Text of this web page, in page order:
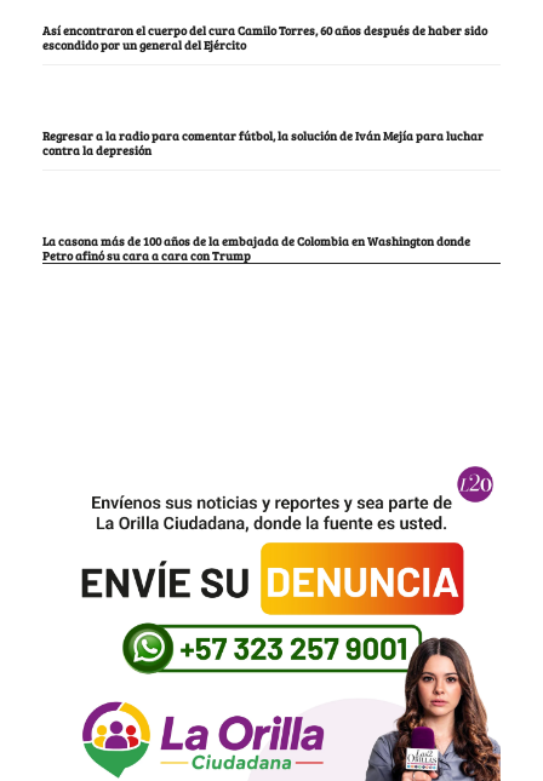
Así encontraron el cuerpo del cura Camilo Torres, 60 años después de haber sido
escondido por un general del Ejército
Regresar a la radio para comentar fútbol, la solución de Iván Mejía para luchar
contra la depresión
La casona más de 100 años de la embajada de Colombia en Washington donde
Petro afinó su cara a cara con Trump